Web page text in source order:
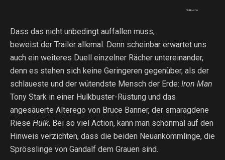
Hulkbuster
Dass das nicht unbedingt auffallen muss,
beweist der Trailer allemal. Denn scheinbar erwartet uns
auch ein weiteres Duell einzelner Rächer untereinander,
denn es stehen sich keine Geringeren gegenüber, als der
schlaueste und der wütendste Mensch der Erde: Iron Man
Tony Stark in einer Hulkbuster-Rüstung und das
angesäuerte Alterego von Bruce Banner, der smaragdene
Riese Hulk. Bei so viel Action, kann man schonmal auf den
Hinweis verzichten, dass die beiden Neuankömmlinge, die
Sprösslinge von Gandalf dem Grauen sind.